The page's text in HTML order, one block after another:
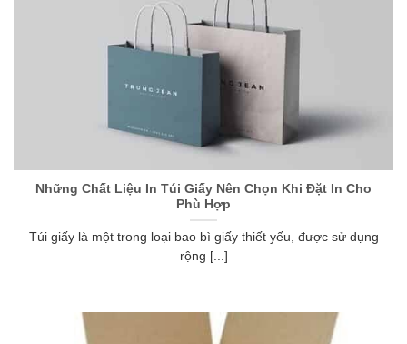
Những Chất Liệu In Túi Giấy Nên Chọn Khi Đặt In Cho
Phù Hợp
Túi giấy là một trong loại bao bì giấy thiết yếu, được sử dụng
rộng [...]